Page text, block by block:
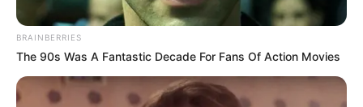
matrimonio con Ben Afflecken Las Vegas, una
privadísima boda que de la que aún se desconocen
lo que podría llamarse una separación.
Lee también: Tatán Mejía, Maleja y sus hijas se
BRAINBERRIES
The 90s Was A Fantastic Decade For Fans Of Action Movies